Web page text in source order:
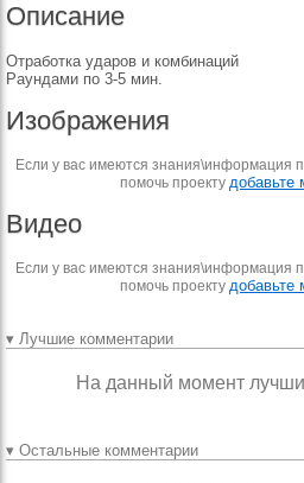
Описание
Отработка ударов и комбинаций
Раундами по 3-5 мин.
Изображения
Если у вас имеются знания\информация
помочь проекту добавьте
Видео
Если у вас имеются знания\информация
помочь проекту добавьте
▾ Лучшие комментарии
На данный момент
▾ Остальные комментарии